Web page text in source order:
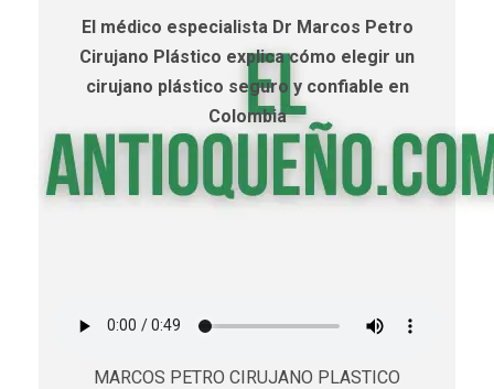
El médico especialista Dr Marcos Petro
Cirujano Plástico explica cómo elegir un
cirujano plástico seguro y confiable en
Colombia
MARCOS PETRO CIRUJANO PLASTICO